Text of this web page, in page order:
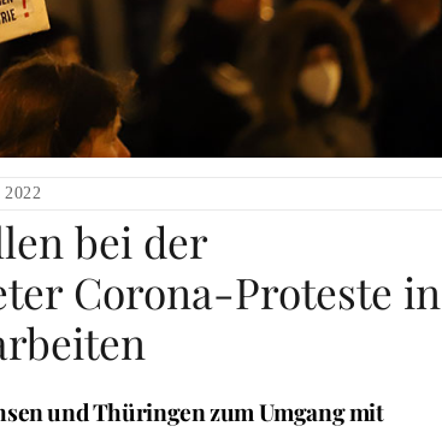
bei der
Corona-Proteste in
und Thüringen zum Umgang mit